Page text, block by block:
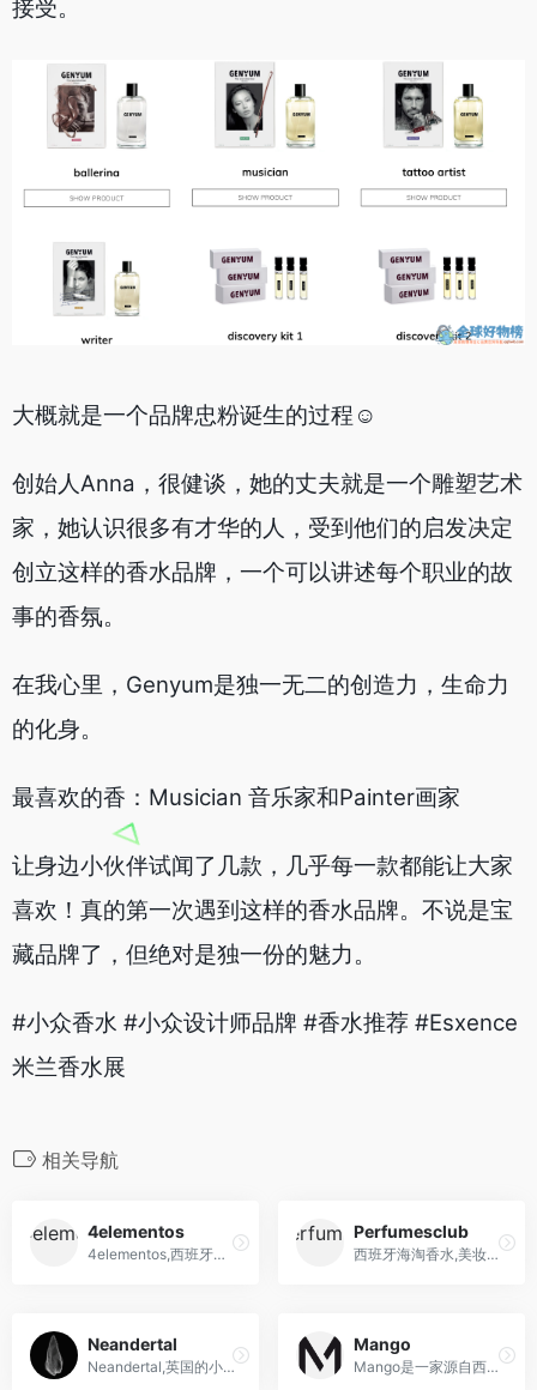
接受。
大概就是一个品牌忠粉诞生的过程☺️
创始人Anna，很健谈，她的丈夫就是一个雕塑艺术
家，她认识很多有才华的人，受到他们的启发决定
创立这样的香水品牌，一个可以讲述每个职业的故
事的香氛。
在我心里，Genyum是独一无二的创造力，生命力
的化身。
最喜欢的香：Musician 音乐家和Painter画家
让身边小伙伴试闻了几款，几乎每一款都能让大家
喜欢！真的第一次遇到这样的香水品牌。不说是宝
藏品牌了，但绝对是独一份的魅力。
#小众香水 #小众设计师品牌 #香水推荐 #Esxence
米兰香水展
相关导航
4elementos
4elementos,西班牙海淘球鞋网站,抽签软件
Perfumesclub
西班牙海淘香水,美妆网站中文网,有近400个品牌的两万余种商品出售
Neandertal
Neandertal,英国的小众香水品牌购物网站
Mango
Mango是一家源自西班牙的时尚品牌，以其多元化的设计、实惠的价格和贴近时尚潮流的服装、鞋子和配饰而闻名。